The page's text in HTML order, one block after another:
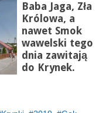
Baba Jaga, Zła
Królowa, a
nawet Smok
wawelski tego
dnia zawitają
do Krynek.